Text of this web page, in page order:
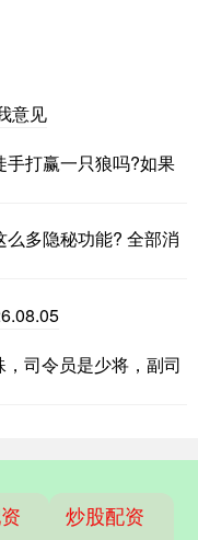
意见
打赢一只狼吗?如果
多隐秘功能? 全部消
司令员是少将，副司
炒股配资